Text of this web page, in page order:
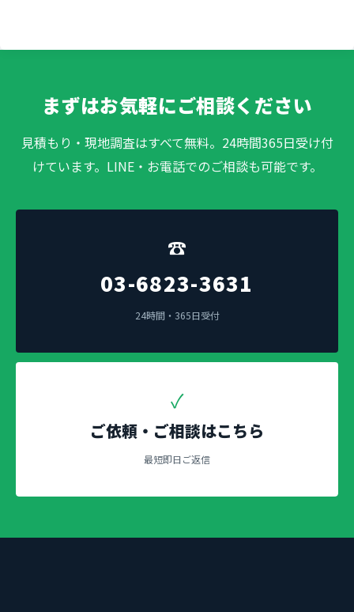
まずはお気軽にご相談ください
見積もり・現地調査はすべて無料。24時間365日受け付
けています。LINE・お電話でのご相談も可能です。
☎
03-6823-3631
24時間・365日受付
✓
ご依頼・ご相談はこちら
最短即日ご返信